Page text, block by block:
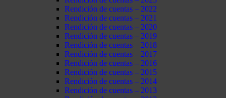
Rendición de cuentas – 2022
Rendición de cuentas – 2021
Rendición de cuentas – 2020
Rendición de cuentas – 2019
Rendición de cuentas – 2018
Rendición de cuentas – 2017
Rendición de cuentas – 2016
Rendición de cuentas – 2015
Rendición de cuentas – 2014
Rendición de cuentas – 2013